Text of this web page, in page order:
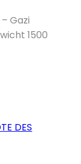
Gazi
1500
DES